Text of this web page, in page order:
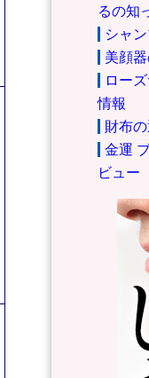
るの知
シャ
美顔
ロー
情報
財布
金運
ビュー